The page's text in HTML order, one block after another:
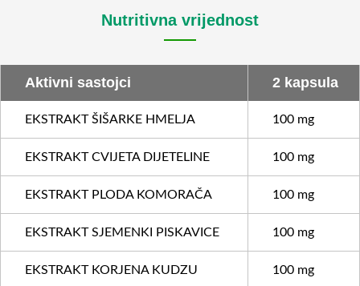
Nutritivna vrijednost
Aktivni sastojci 2 kapsula
EKSTRAKT ŠIŠARKE HMELJA 100 mg
EKSTRAKT CVIJETA DIJETELINE 100 mg
EKSTRAKT PLODA KOMORAČA 100 mg
EKSTRAKT SJEMENKI PISKAVICE 100 mg
EKSTRAKT KORJENA KUDZU 100 mg